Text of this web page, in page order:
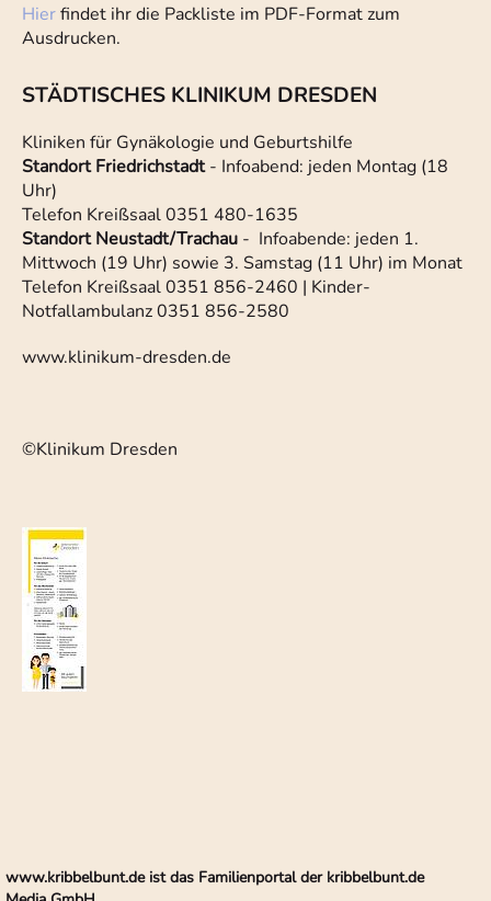
Hierfindet ihr die Packliste im PDF-Format zum
Ausdrucken.
STÄDTISCHES KLINIKUM DRESDEN
Kliniken für Gynäkologie und Geburtshilfe
Standort Friedrichstadt- Infoabend: jeden Montag (18
Uhr)
Telefon Kreißsaal 0351 480-1635
Standort Neustadt/Trachau - Infoabende: jeden 1.
Mittwoch (19 Uhr) sowie 3. Samstag (11 Uhr) im Monat
Telefon Kreißsaal 0351 856-2460 | Kinder-
Notfallambulanz 0351 856-2580
www.klinikum-dresden.de
©Klinikum Dresden
www.kribbelbunt.de ist das Familienportal der kribbelbunt.de